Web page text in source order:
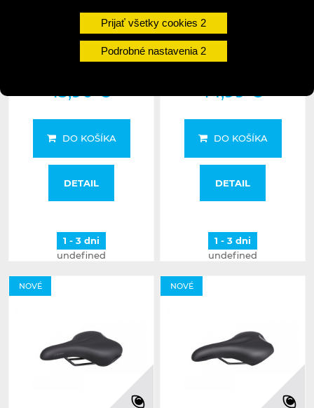
Prijať všetky cookies
Podrobné nastavenia
CTM sedlo Escom
13,90 €
DO KOŠÍKA
DETAIL
1 - 3 dni
undefined
CTM sedlo Fiore čierna
14,99 €
DO KOŠÍKA
DETAIL
1 - 3 dni
undefined
NOVÉ NOVÉ